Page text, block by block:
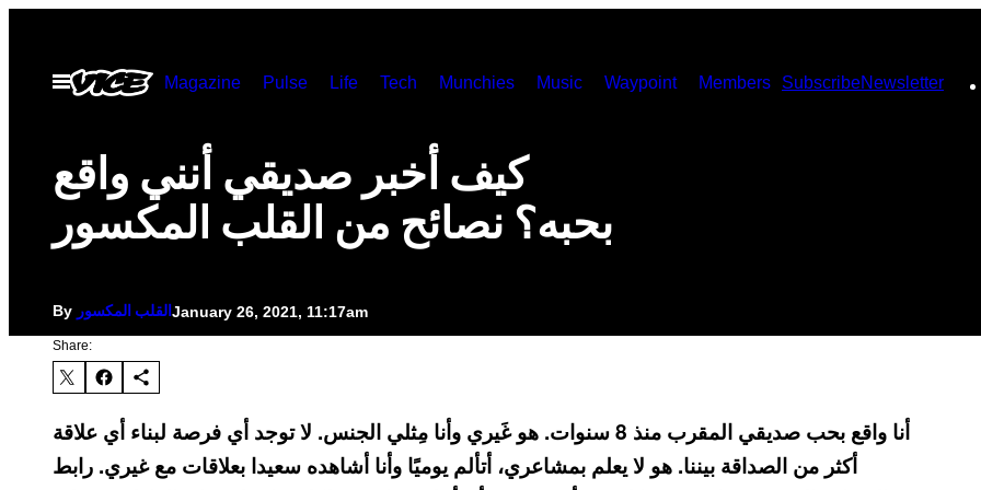
contentOpen
Menu
Magazine Pulse Life Tech Munchies Music Waypoint Members SubscribeNewsletter
كيف أخبر صديقي أنني واقع
بحبه؟ نصائح من القلب المكسور
By القلب المكسور January 26, 2021, 11:17am
Share:
أنا واقع بحب صديقي المقرب منذ 8 سنوات. هو غَيري وأنا مِثلي الجنس. لا توجد أي فرصة لبناء أي علاقة
أكثر من الصداقة بيننا. هو لا يعلم بمشاعري، أتألم يوميًا وأنا أشاهده سعيدا بعلاقات مع غيري. رابط